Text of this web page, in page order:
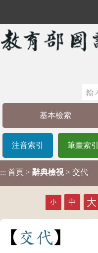
基本檢索
注音索引 筆畫索引
::: 首頁 > 辭典檢視 > 交代
小 中 大
交 代